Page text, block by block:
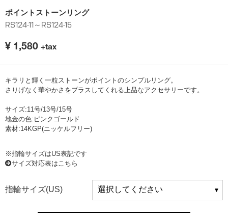
ポイントストーンリング
RS124-11～RS124-15
¥ 1,580 +tax
キラリと輝く一粒ストーンがポイントのシンプルリング。
さりげなく華やかさをプラスしてくれる上品なアクセサリーです。
サイズ:11号/13号/15号
地金の色:ピンクゴールド
素材:14KGP(ニッケルフリー)
※指輪サイズはUS表記です
サイズ対応表はこちら
指輪サイズ(US)